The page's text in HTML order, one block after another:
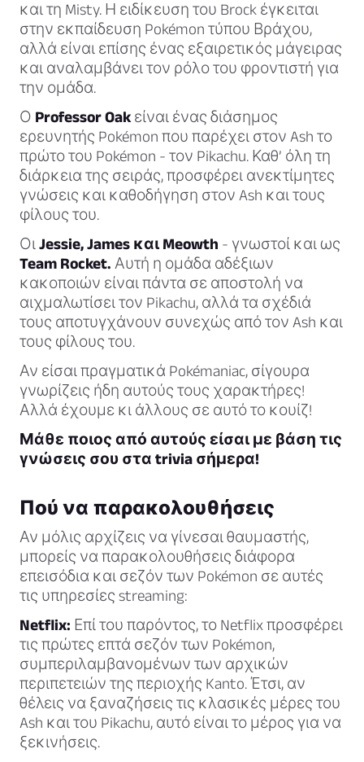
και τη Misty. Η ειδίκευση του Brock έγκειται
στην εκπαίδευση Pokémon τύπου Βράχου,
αλλά είναι επίσης ένας εξαιρετικός μάγειρας
και αναλαμβάνει τον ρόλο του φροντιστή για
την ομάδα.
Ο Professor Oakείναι ένας διάσημος
ερευνητής Pokémon που παρέχει στον Ash το
πρώτο του Pokémon - τον Pikachu. Καθ’ όλη τη
διάρκεια της σειράς, προσφέρει ανεκτίμητες
γνώσεις και καθοδήγηση στον Ash και τους
φίλους του.
ΟιJessie, James και Meowth - γνωστοί και ως
Team Rocket. Αυτή η ομάδα αδέξιων
κακοποιών είναι πάντα σε αποστολή να
αιχμαλωτίσει τον Pikachu, αλλά τα σχέδιά
τους αποτυγχάνουν συνεχώς από τον Ash και
τους φίλους του.
Αν είσαι πραγματικά Pokémaniac, σίγουρα
γνωρίζεις ήδη αυτούς τους χαρακτήρες!
Αλλά έχουμε κι άλλους σε αυτό το κουίζ!
Μάθε ποιος από αυτούς είσαι με βάση τις
γνώσεις σου στα trivia σήμερα!
Πού να παρακολουθήσεις
Αν μόλις αρχίζεις να γίνεσαι θαυμαστής,
μπορείς να παρακολουθήσεις διάφορα
επεισόδια και σεζόν των Pokémon σε αυτές
τις υπηρεσίες streaming:
Netflix: Επί του παρόντος, το Netflix προσφέρει
τις πρώτες επτά σεζόν των Pokémon,
συμπεριλαμβανομένων των αρχικών
περιπετειών της περιοχής Kanto. Έτσι, αν
θέλεις να ξαναζήσεις τις κλασικές μέρες του
Ash και του Pikachu, αυτό είναι το μέρος για να
ξεκινήσεις.